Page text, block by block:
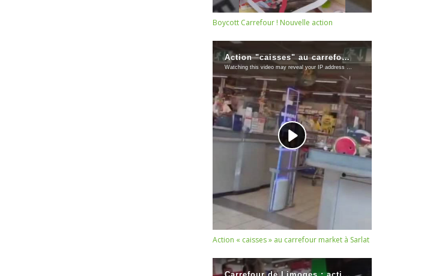
Boycott Carrefour ! Nouvelle action
Action « caisses » au carrefour market à Sarlat